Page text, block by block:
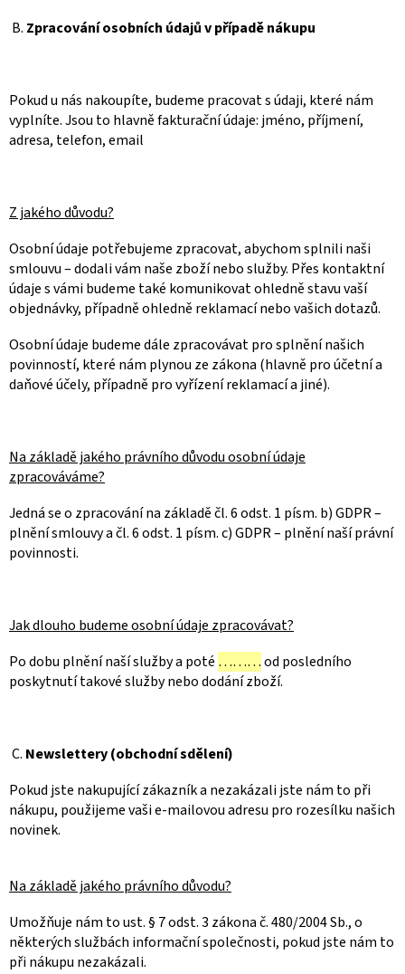
B. Zpracování osobních údajů v případě nákupu
Pokud u nás nakoupíte, budeme pracovat s údaji, které nám
vyplníte. Jsou to hlavně fakturační údaje: jméno, příjmení,
adresa, telefon, email
Z jakého důvodu?
Osobní údaje potřebujeme zpracovat, abychom splnili naši
smlouvu – dodali vám naše zboží nebo služby. Přes kontaktní
údaje s vámi budeme také komunikovat ohledně stavu vaší
objednávky, případně ohledně reklamací nebo vašich dotazů.
Osobní údaje budeme dále zpracovávat pro splnění našich
povinností, které nám plynou ze zákona (hlavně pro účetní a
daňové účely, případně pro vyřízení reklamací a jiné).
Na základě jakého právního důvodu osobní údaje
zpracováváme?
Jedná se o zpracování na základě čl. 6 odst. 1 písm. b) GDPR –
plnění smlouvy a čl. 6 odst. 1 písm. c) GDPR – plnění naší právní
povinnosti.
Jak dlouho budeme osobní údaje zpracovávat?
Po dobu plnění naší služby a poté ………od posledního
poskytnutí takové služby nebo dodání zboží.
C. Newslettery (obchodní sdělení)
Pokud jste nakupující zákazník a nezakázali jste nám to při
nákupu, použijeme vaši e-mailovou adresu pro rozesílku našich
novinek.
Na základě jakého právního důvodu?
Umožňuje nám to ust. § 7 odst. 3 zákona č. 480/2004 Sb., o
některých službách informační společnosti, pokud jste nám to
při nákupu nezakázali.